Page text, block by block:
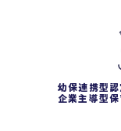
幼保連携型
企業主導型